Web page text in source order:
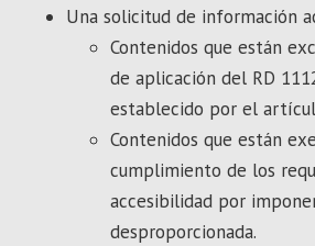
Una solicitud de información
Contenidos que están
de aplicación del RD
establecido por el
Contenidos que están
cumplimiento de los
accesibilidad por
desproporcionada.